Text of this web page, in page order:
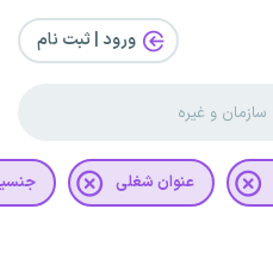
ورود | ثبت‌ نام
عنوان شغلی